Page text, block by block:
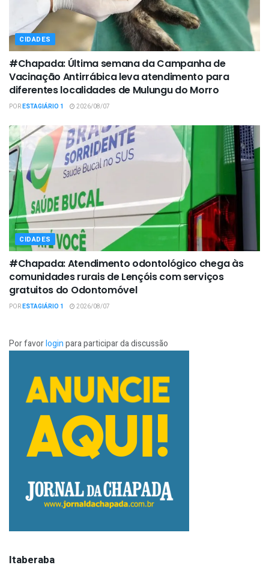
CIDADES
#Chapada: Última semana da Campanha de
Vacinação Antirrábica leva atendimento para
diferentes localidades de Mulungu do Morro
PORESTAGIÁRIO 1 2026/08/07
CIDADES
#Chapada: Atendimento odontológico chega às
comunidades rurais de Lençóis com serviços
gratuitos do Odontomóvel
PORESTAGIÁRIO 1 2026/08/07
Por favorloginpara participar da discussão
Itaberaba